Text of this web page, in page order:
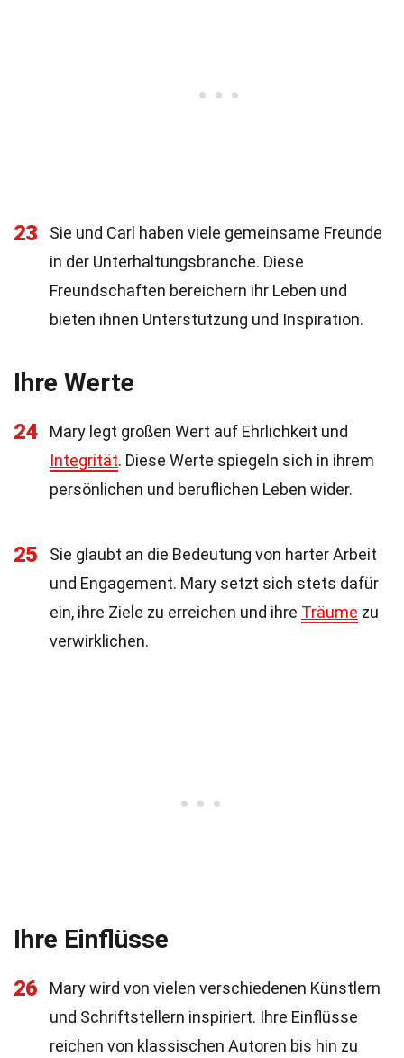
23
Sie und Carl haben viele gemeinsame Freunde
in der Unterhaltungsbranche. Diese
Freundschaften bereichern ihr Leben und
bieten ihnen Unterstützung und Inspiration.
Ihre Werte
24
Mary legt großen Wert auf Ehrlichkeit und
Integrität. Diese Werte spiegeln sich in ihrem
persönlichen und beruflichen Leben wider.
25
Sie glaubt an die Bedeutung von harter Arbeit
und Engagement. Mary setzt sich stets dafür
ein, ihre Ziele zu erreichen und ihre Träume zu
verwirklichen.
Ihre Einflüsse
26
Mary wird von vielen verschiedenen Künstlern
und Schriftstellern inspiriert. Ihre Einflüsse
reichen von klassischen Autoren bis hin zu